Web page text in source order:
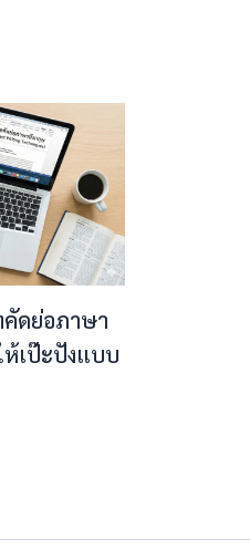
คัดย่อภาษา
ห้เป๊ะปังแบบ